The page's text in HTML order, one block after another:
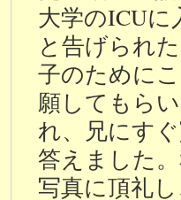
大学のICU
と告げられ
子のために
願してもら
れ、兄にす
答えました
写真に頂礼